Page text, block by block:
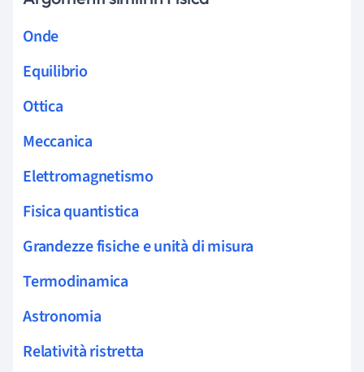
Onde
Equilibrio
Ottica
Meccanica
Elettromagnetismo
Fisica quantistica
Grandezze fisiche e unità di misura
Termodinamica
Astronomia
Relatività ristretta